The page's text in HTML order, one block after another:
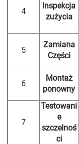
4
Inspekcja
zużycia
5
Zamiana
Części
6
Montaż
ponowny
7
Testowani
e
szczelnoś
ci